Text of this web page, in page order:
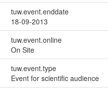
tuw.event.enddate
18-09-2013
tuw.event.online
On Site
tuw.event.type
Event for scientific audience